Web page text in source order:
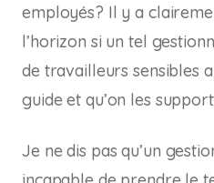
employés? Il y a
l’horizon si un tel
de travailleurs sensibles
guide et qu’on les
Je ne dis pas qu’un